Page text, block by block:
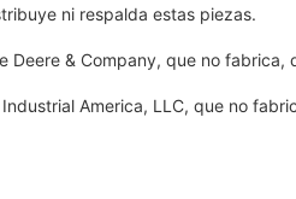
ni respalda estas piezas.
& Company, que no fabrica,
America, LLC, que no